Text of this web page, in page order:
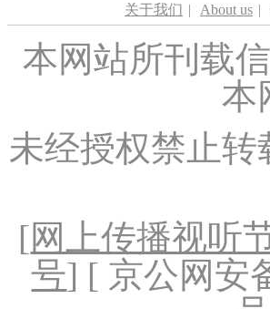
关于我们 | About us |
本网站所刊载
本
未经授权禁止
[网上传播视听
号] [ 京公网安